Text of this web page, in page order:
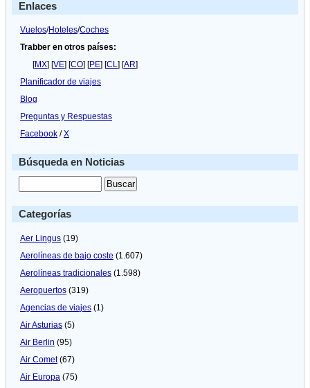
Enlaces
Vuelos/Hoteles/Coches
Trabber en otros países:
[MX] [VE] [CO] [PE] [CL] [AR]
Planificador de viajes
Blog
Preguntas y Respuestas
Facebook /X
Búsqueda en Noticias
Categorías
Aer Lingus (19)
Aerolíneas de bajo coste (1.607)
Aerolíneas tradicionales (1.598)
Aeropuertos (319)
Agencias de viajes (1)
Air Asturias (5)
Air Berlin (95)
Air Comet(67)
Air Europa (75)